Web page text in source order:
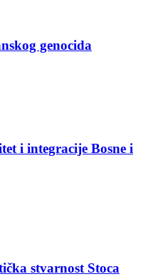
genocida
i integracije Bosne i
stvarnost Stoca